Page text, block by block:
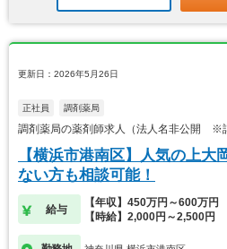
更新日：2026年5月26日
正社員 調剤薬局
調剤薬局の薬剤師求人（法人名非公開 ※
【横浜市港南区】人気の上大
ない方も相談可能！
給与
【年収】450万円～600万円
【時給】2,000円～2,500円